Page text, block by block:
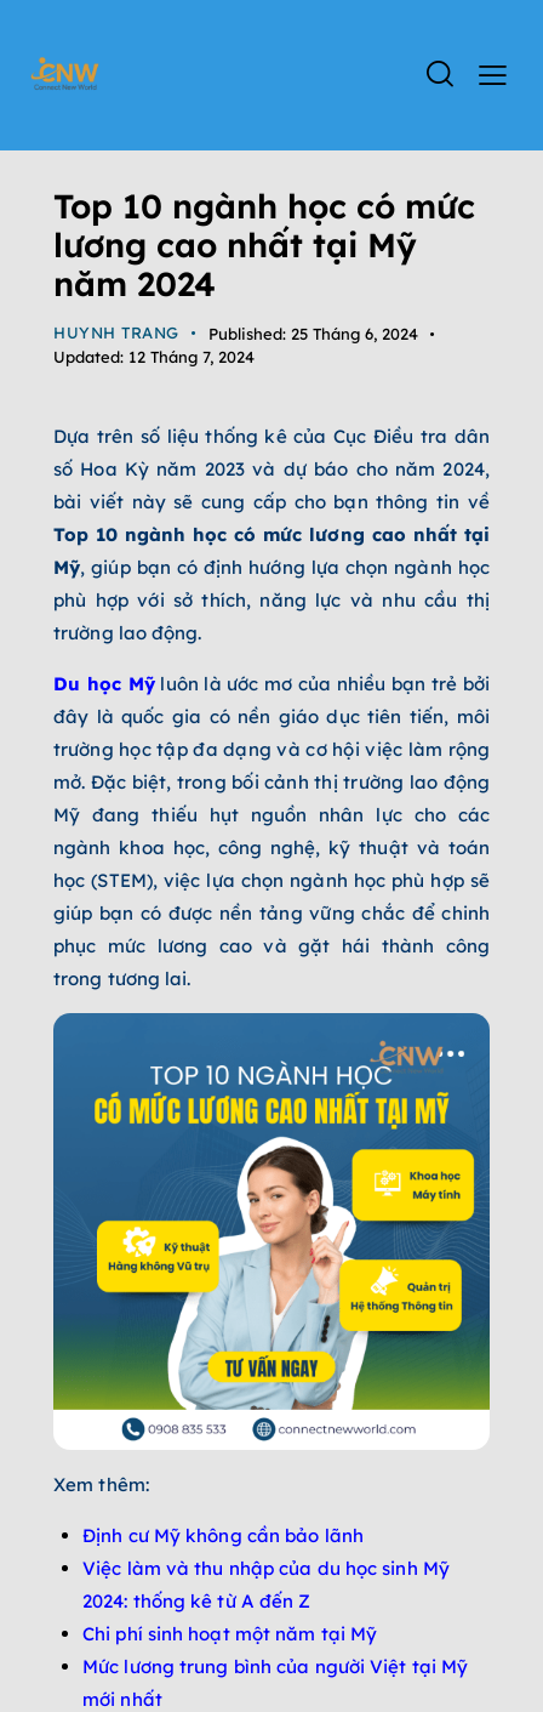
Top 10 ngành học có mức
lương cao nhất tại Mỹ
năm 2024
HUYNH TRANG Published: 25 Tháng 6, 2024
Updated: 12 Tháng 7, 2024
Dựa trên số liệu thống kê của Cục Điều tra dân
số Hoa Kỳ năm 2023 và dự báo cho năm 2024,
bài viết này sẽ cung cấp cho bạn thông tin về
Top 10 ngành học có mức lương cao nhất tại
Mỹ, giúp bạn có định hướng lựa chọn ngành học
phù hợp với sở thích, năng lực và nhu cầu thị
trường lao động.
Du học Mỹluôn là ước mơ của nhiều bạn trẻ bởi
đây là quốc gia có nền giáo dục tiên tiến, môi
trường học tập đa dạng và cơ hội việc làm rộng
mở. Đặc biệt, trong bối cảnh thị trường lao động
Mỹ đang thiếu hụt nguồn nhân lực cho các
ngành khoa học, công nghệ, kỹ thuật và toán
học (STEM), việc lựa chọn ngành học phù hợp sẽ
giúp bạn có được nền tảng vững chắc để chinh
phục mức lương cao và gặt hái thành công
trong tương lai.
Xem thêm:
Định cư Mỹ không cần bảo lãnh
Việc làm và thu nhập của du học sinh Mỹ
2024: thống kê từ A đến Z
Chi phí sinh hoạt một năm tại Mỹ
Mức lương trung bình của người Việt tại Mỹ
mới nhất